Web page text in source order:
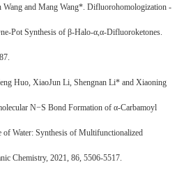
and Mang Wang*. Difluorohomologization -
Pot Synthesis of β-Halo-α α-Difluoroketones.
Huo, XiaoJun Li, Shengnan Li* and Xiaoning
N−S Bond Formation of α‑Carbamoyl
of Water: Synthesis of Multifunctionalized
Chemistry, 2021, 86, 5506-5517.